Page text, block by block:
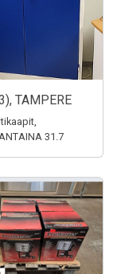
TAMPERE
31.7